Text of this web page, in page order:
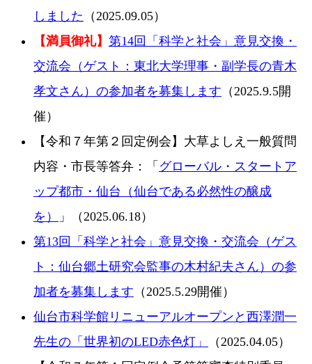
しました （2025.09.05）
【満員御礼】 第14回「科学と社会」意見交換・
交流会（ゲスト：東北大学理事・副学長の青木
孝文さん）の参加者を募集します （2025.9.5開
催）
【令和７年第２回定例会】大草よしえ一般質問
内容・市長等答弁：「 グローバル・スタートア
ップ都市・仙台（仙台である必然性の醸成
を）
」（2025.06.18）
第13回「科学と社会」意見交換・交流会（ゲス
ト：仙台郷土研究会監事の木村紀夫さん）の参
加者を募集します （2025.5.29開催）
仙台市科学館リニューアルオープンと西澤潤一
先生の「世界初のLED赤色灯」
（2025.04.05）